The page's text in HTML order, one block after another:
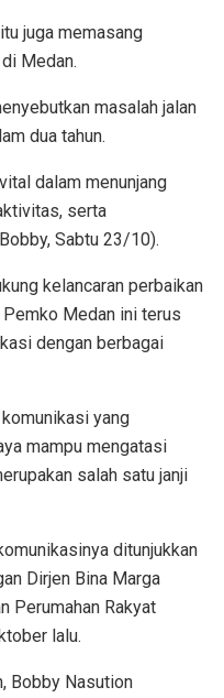
juga memasang
Medan.
masalah jalan
dua tahun.
dalam menunjang
serta
Sabtu 23/10).
kelancaran perbaikan
Medan ini terus
dengan berbagai
yang
mampu mengatasi
salah satu janji
ditunjukkan
Dirjen Bina Marga
Perumahan Rakyat
lalu.
Bobby Nasution